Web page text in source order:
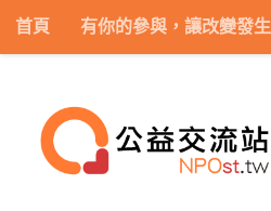
Skip to content
首頁 有你的參與，讓改變發生